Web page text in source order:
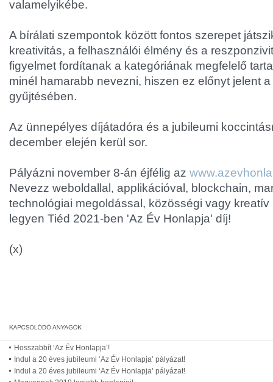
valamelyikébe.
A bírálati szempontok között fontos szerepet
kreativitás, a felhasználói élmény és a
figyelmet fordítanak a kategóriának megfelelő
minél hamarabb nevezni, hiszen ez előnyt jelent
gyűjtésében.
Az ünnepélyes díjátadóra és a jubileumi
december elején kerül sor.
Pályázni november 8-án éjfélig az
Nevezz weboldallal, applikációval, blockchain,
technológiai megoldással, közösségi vagy
legyen Tiéd 2021-ben 'Az Év Honlapja' díj!
(x)
Hosszabbít ‘Az Év Honlapja’!
Indul a 20 éves jubileumi ‘Az Év Honlapja’ pályázat!
Indul a 20 éves jubileumi ‘Az Év Honlapja’ pályázat!